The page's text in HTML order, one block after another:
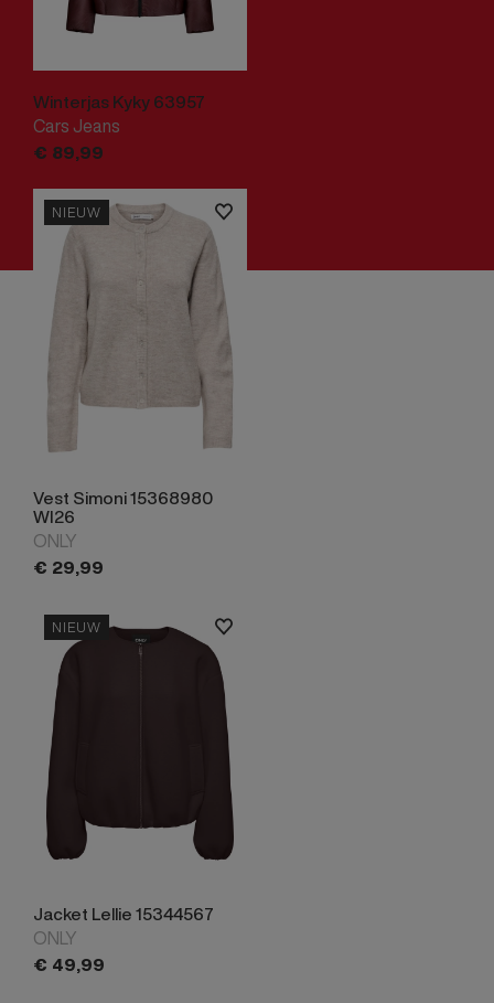
Winterjas Kyky 63957
Cars Jeans
€ 89,99
NIEUW
Vest Simoni 15368980
WI26
ONLY
€ 29,99
NIEUW
Jacket Lellie 15344567
ONLY
€ 49,99